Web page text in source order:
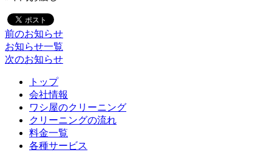
前のお知らせ
お知らせ一覧
次のお知らせ
トップ
会社情報
ワシ屋のクリーニング
クリーニングの流れ
料金一覧
各種サービス